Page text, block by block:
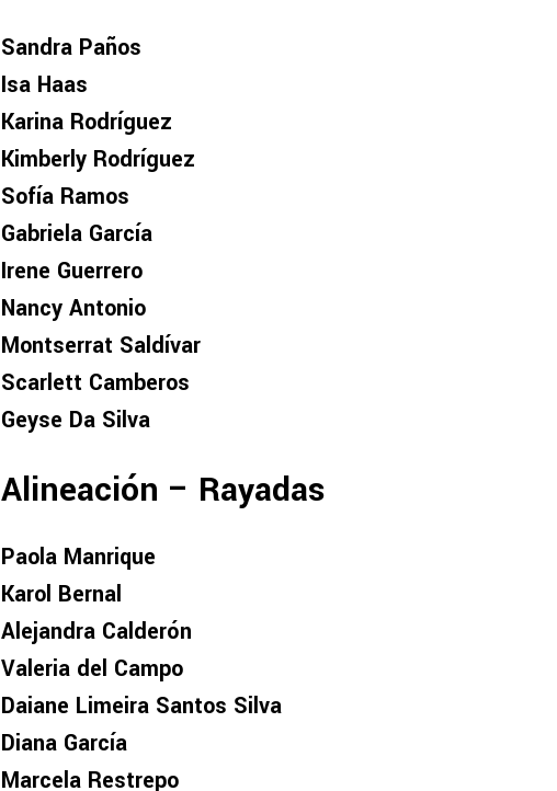
Sandra Paños
Isa Haas
Karina Rodríguez
Kimberly Rodríguez
Sofía Ramos
Gabriela García
Irene Guerrero
Nancy Antonio
Montserrat Saldívar
Scarlett Camberos
Geyse Da Silva
Alineación – Rayadas
Paola Manrique
Karol Bernal
Alejandra Calderón
Valeria del Campo
Daiane Limeira Santos Silva
Diana García
Marcela Restrepo